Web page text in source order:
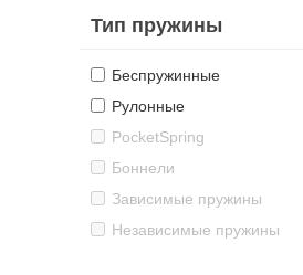
Тип пружины
Беспружинные
Рулонные
PocketSpring
Боннели
Зависимые пружины
Независимые пружины